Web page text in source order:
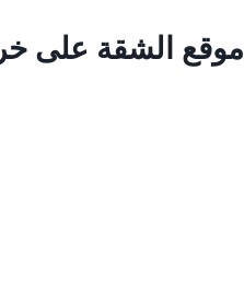
موقع الشقة على